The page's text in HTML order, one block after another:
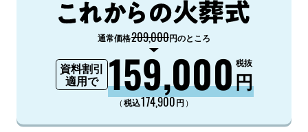
通常価格209,000円のところ
資料割引
適用で
159,000円
税抜
（税込174,900円 ）